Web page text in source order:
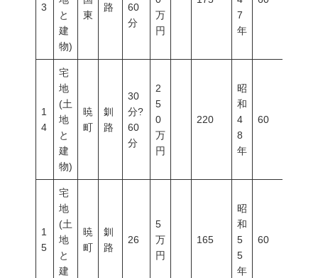
3
と
建
物)
東
路
60
分
万
円
7
年
1
4
宅
地
(土
地
と
建
物)
暁
町
釧
路
30
分?
60
分
2
5
0
万
円
220
昭
和
4
8
年
60
1
5
宅
地
(土
地
と
建
暁
町
釧
路
26
5
万
円
165
昭
和
5
5
年
60